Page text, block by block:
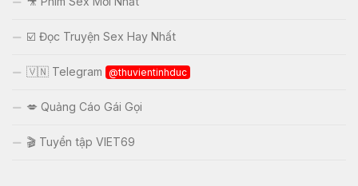
☑️ Đọc Truyện Sex Hay Nhất
🇻🇳 Telegram @thuvientinhduc
💋 Quảng Cáo Gái Gọi
🎬 Tuyển tập VIET69